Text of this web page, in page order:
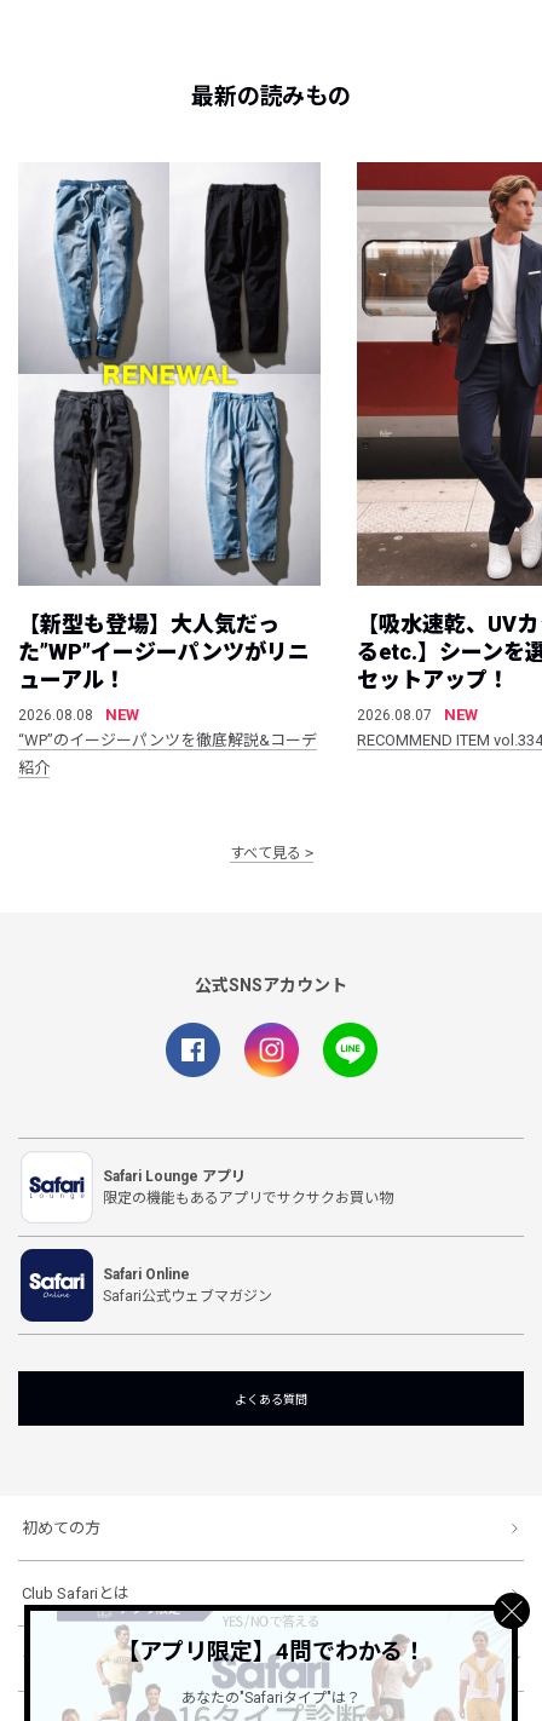
最新の読みもの
【新型も登場】大人気だっ
た”WP”イージーパンツがリニ
ューアル！
2026.08.08
NEW
“WP”のイージーパンツを徹底解説&コーデ
紹介
【吸水速乾、UV
るetc.】シーンを
セットアップ！
2026.08.07
NEW
RECOMMEND ITEM vol.334
すべて見る
公式SNSアカウント
Safari Lounge アプリ
限定の機能もあるアプリでサクサクお買い物
Safari Online
Safari公式ウェブマガジン
よくある質問
初めての方
Club Safariとは
ショッピングガイド【アプリ限定】4問でわかる！
あなたの"Safariタイプ"は？